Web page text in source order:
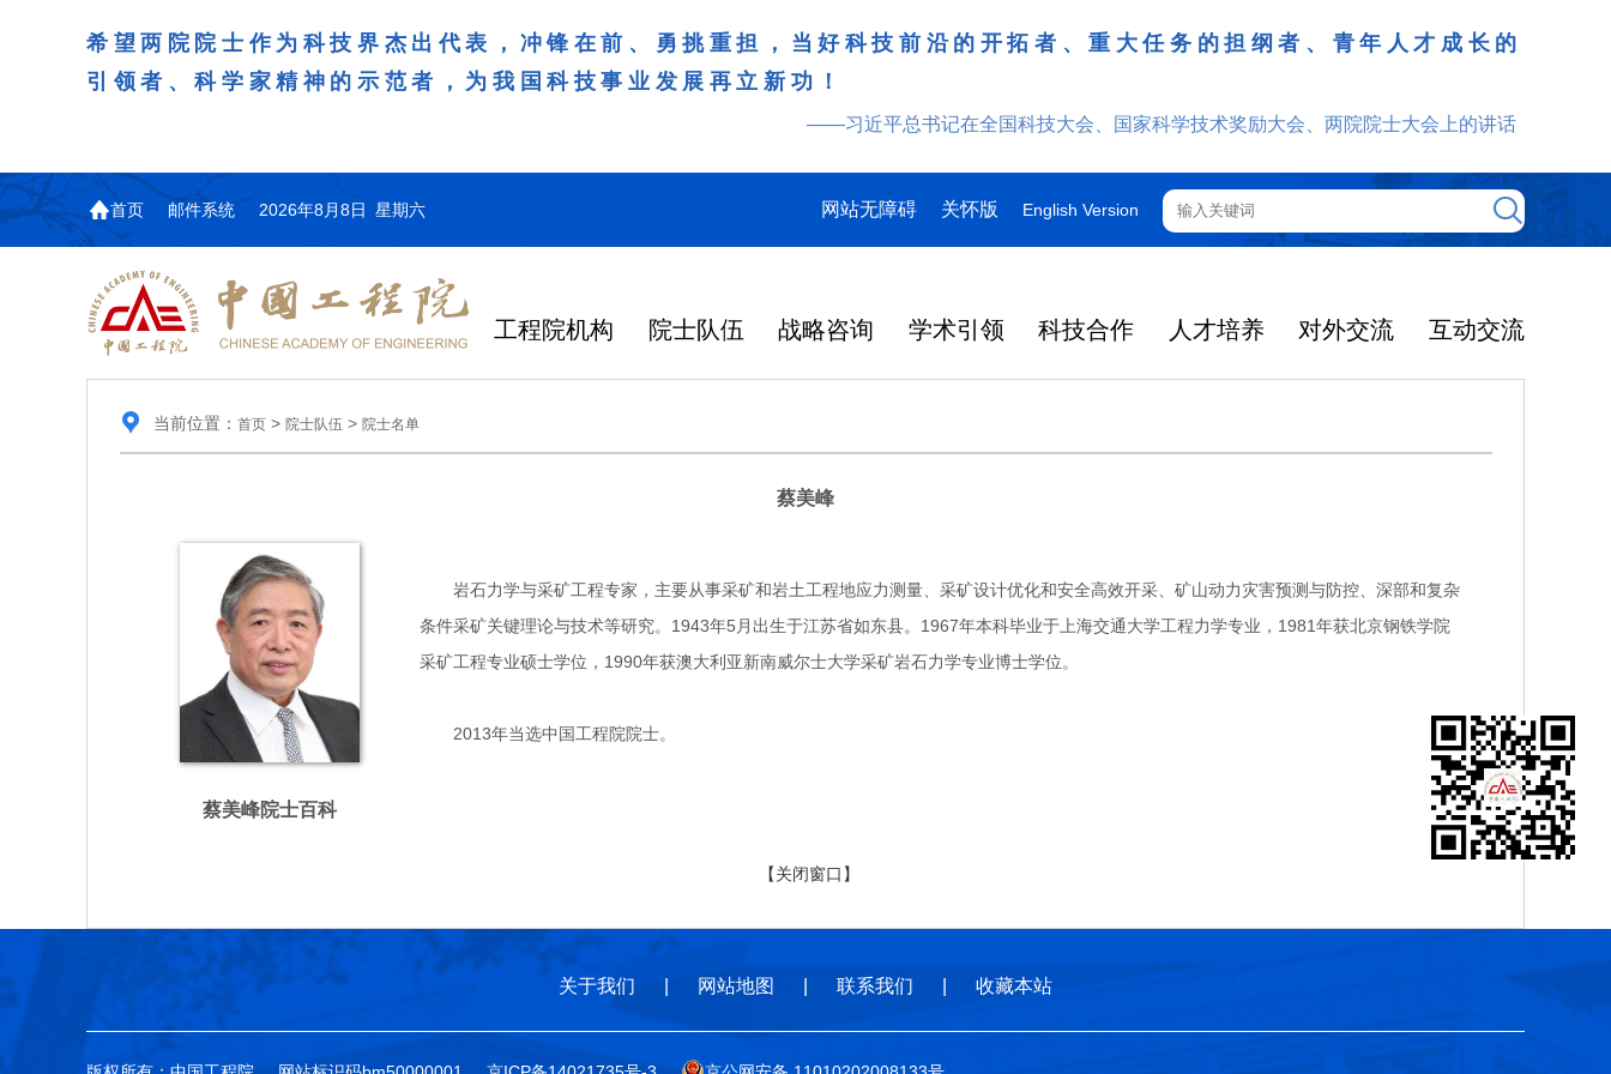
希望两院院士作为科技界杰出代表，冲锋在前、勇挑重担，当好科技前沿的开拓者、重大任务的担纲者、青年人才成长的
引领者、科学家精神的示范者，为我国科技事业发展再立新功！
——习近平总书记在全国科技大会、国家科学技术奖励大会、两院院士大会上的讲话
首页 邮件系统 2026年8月8日 星期六 网站无障碍 关怀版 English Version
工程院机构 院士队伍 战略咨询 学术引领 科技合作 人才培养 对外交流 互动交流
当前位置： 首页> 院士队伍 > 院士名单
蔡美峰
蔡美峰院士百科
岩石力学与采矿工程专家，主要从事采矿和岩土工程地应力测量、采矿设计优化和安全高效开采、矿山动力灾害预测与防控、深部和复杂
条件采矿关键理论与技术等研究。1943年5月出生于江苏省如东县。1967年本科毕业于上海交通大学工程力学专业，1981年获北京钢铁学院
采矿工程专业硕士学位，1990年获澳大利亚新南威尔士大学采矿岩石力学专业博士学位。
2013年当选中国工程院院士。
【关闭窗口】
关于我们 网站地图 联系我们 收藏本站